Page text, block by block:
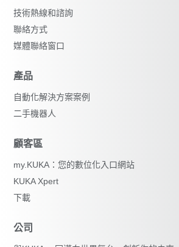
重設篩選器
技術熱線和諮詢
聯絡方式
媒體聯絡窗口
產品
自動化解決方案案例
二手機器人
顧客區
my.KUKA：您的數位化入口網站
KUKA Xpert
下載
公司